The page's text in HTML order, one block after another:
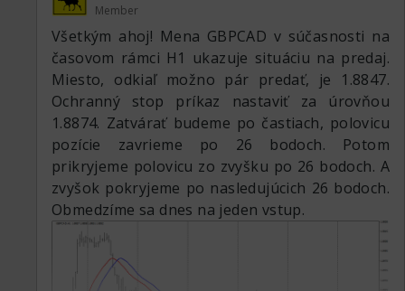
Member
Všetkým ahoj! Mena GBPCAD v súčasnosti na
časovom rámci H1 ukazuje situáciu na predaj.
Miesto, odkiaľ možno pár predať, je 1.8847.
Ochranný stop príkaz nastaviť za úrovňou
1.8874. Zatvárať budeme po častiach, polovicu
pozície zavrieme po 26 bodoch. Potom
prikryjeme polovicu zo zvyšku po 26 bodoch. A
zvyšok pokryjeme po nasledujúcich 26 bodoch.
Obmedzíme sa dnes na jeden vstup.